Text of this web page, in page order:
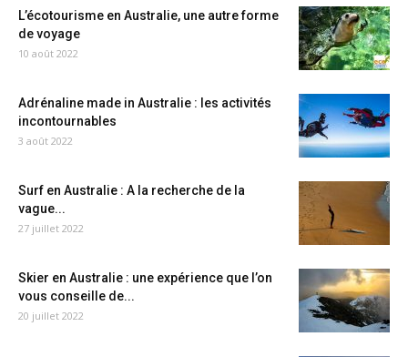
L’écotourisme en Australie, une autre forme
de voyage
10 août 2022
Adrénaline made in Australie : les activités
incontournables
3 août 2022
Surf en Australie : A la recherche de la
vague...
27 juillet 2022
Skier en Australie : une expérience que l’on
vous conseille de...
20 juillet 2022